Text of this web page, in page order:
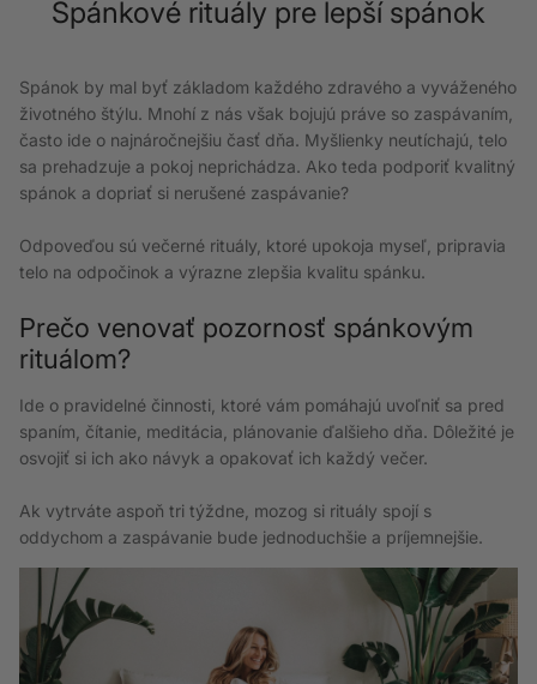
Spánkové rituály pre lepší spánok
Spánok by mal byť základom každého zdravého a vyváženého
životného štýlu. Mnohí z nás však bojujú práve so zaspávaním,
často ide o najnáročnejšiu časť dňa. Myšlienky neutíchajú, telo
sa prehadzuje a pokoj neprichádza. Ako teda podporiť kvalitný
spánok a dopriať si nerušené zaspávanie?
Odpoveďou sú večerné rituály, ktoré upokoja myseľ, pripravia
telo na odpočinok a výrazne zlepšia kvalitu spánku.
Prečo venovať pozornosť spánkovým
rituálom?
Ide o pravidelné činnosti, ktoré vám pomáhajú uvoľniť sa pred
spaním, čítanie, meditácia, plánovanie ďalšieho dňa. Dôležité je
osvojiť si ich ako návyk a opakovať ich každý večer.
Ak vytrváte aspoň tri týždne, mozog si rituály spojí s
oddychom a zaspávanie bude jednoduchšie a príjemnejšie.